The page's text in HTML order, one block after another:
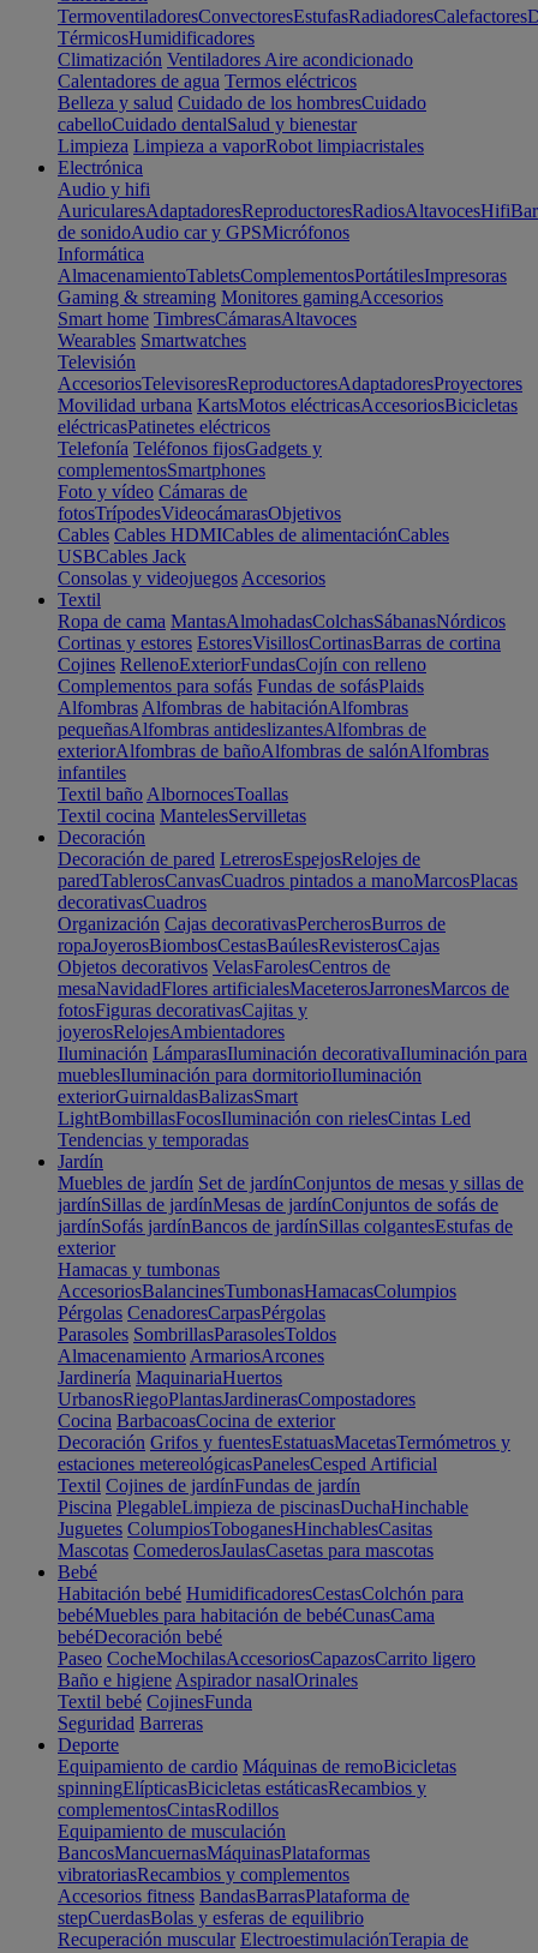
TermoventiladoresConvectoresEstufasRadiadoresCalefactores
TérmicosHumidificadores
Climatización Ventiladores Aire acondicionado
Calentadores de agua Termos eléctricos
Belleza y salud Cuidado de los hombresCuidado
cabelloCuidado dentalSalud y bienestar
Limpieza Limpieza a vaporRobot limpiacristales
Electrónica
Audio y hifi
AuricularesAdaptadoresReproductoresRadiosAltavocesHifi
de sonidoAudio car y GPSMicrófonos
Informática
AlmacenamientoTabletsComplementosPortátilesImpresoras
Gaming & streaming Monitores gamingAccesorios
Smart home TimbresCámarasAltavoces
Wearables Smartwatches
Televisión
AccesoriosTelevisoresReproductoresAdaptadoresProyectores
Movilidad urbana KartsMotos eléctricasAccesoriosBicicletas
eléctricasPatinetes eléctricos
Telefonía Teléfonos fijosGadgets y
complementosSmartphones
Foto y vídeo Cámaras de
fotosTrípodesVideocámarasObjetivos
Cables Cables HDMICables de alimentaciónCables
USBCables Jack
Consolas y videojuegos Accesorios
Textil
Ropa de cama MantasAlmohadasColchasSábanasNórdicos
Cortinas y estores EstoresVisillosCortinasBarras de cortina
Cojines RellenoExteriorFundasCojín con relleno
Complementos para sofás Fundas de sofásPlaids
Alfombras Alfombras de habitaciónAlfombras
pequeñasAlfombras antideslizantesAlfombras de
exteriorAlfombras de bañoAlfombras de salónAlfombras
infantiles
Textil baño AlbornocesToallas
Textil cocina MantelesServilletas
Decoración
Decoración de pared LetrerosEspejosRelojes de
paredTablerosCanvasCuadros pintados a manoMarcosPlacas
decorativasCuadros
Organización Cajas decorativasPercherosBurros de
ropaJoyerosBiombosCestasBaúlesRevisterosCajas
Objetos decorativos VelasFarolesCentros de
mesaNavidadFlores artificialesMaceterosJarronesMarcos de
fotosFiguras decorativasCajitas y
joyerosRelojesAmbientadores
Iluminación LámparasIluminación decorativaIluminación para
mueblesIluminación para dormitorioIluminación
exteriorGuirnaldasBalizasSmart
LightBombillasFocosIluminación con rielesCintas Led
Tendencias y temporadas
Jardín
Muebles de jardín Set de jardínConjuntos de mesas y sillas de
jardínSillas de jardínMesas de jardínConjuntos de sofás de
jardínSofás jardínBancos de jardínSillas colgantesEstufas de
exterior
Hamacas y tumbonas
AccesoriosBalancinesTumbonasHamacasColumpios
Pérgolas CenadoresCarpasPérgolas
Parasoles SombrillasParasolesToldos
Almacenamiento ArmariosArcones
Jardinería MaquinariaHuertos
UrbanosRiegoPlantasJardinerasCompostadores
Cocina BarbacoasCocina de exterior
Decoración Grifos y fuentesEstatuasMacetasTermómetros y
estaciones metereológicasPanelesCesped Artificial
Textil Cojines de jardínFundas de jardín
Piscina PlegableLimpieza de piscinasDuchaHinchable
Juguetes ColumpiosToboganesHinchablesCasitas
Mascotas ComederosJaulasCasetas para mascotas
Bebé
Habitación bebé HumidificadoresCestasColchón para
bebéMuebles para habitación de bebéCunasCama
bebéDecoración bebé
Paseo CocheMochilasAccesoriosCapazosCarrito ligero
Baño e higiene Aspirador nasalOrinales
Textil bebé CojinesFunda
Seguridad Barreras
Deporte
Equipamiento de cardio Máquinas de remoBicicletas
spinningElípticasBicicletas estáticasRecambios y
complementosCintasRodillos
Equipamiento de musculación
BancosMancuernasMáquinasPlataformas
vibratoriasRecambios y complementos
Accesorios fitness BandasBarrasPlataforma de
stepCuerdasBolas y esferas de equilibrio
Recuperación muscular ElectroestimulaciónTerapia de